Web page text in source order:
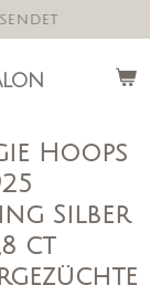
Hoops
Silber
ct